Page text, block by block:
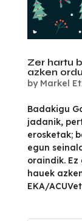
Zer hartu
azken
by Markel
Badakigu
jadanik,
erosketak;
egun
oraindik.
hauek
EKA/